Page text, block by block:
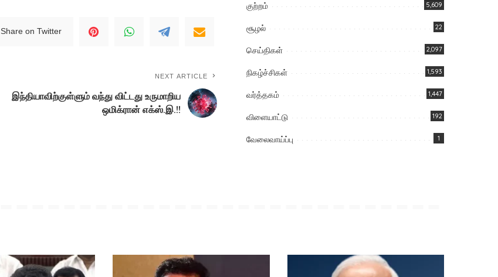
Share on Twitter
NEXT ARTICLE
இந்தியாவிற்குள்ளும் வந்து விட்டது உருமாறிய
ஒமிக்ரான் எக்ஸ்.இ.!!
குற்றம் 5,609
சூழல் 22
செய்திகள் 2,097
நிகழ்ச்சிகள் 1,593
வர்த்தகம் 1,447
விளையாட்டு 192
வேலைவாய்ப்பு 1